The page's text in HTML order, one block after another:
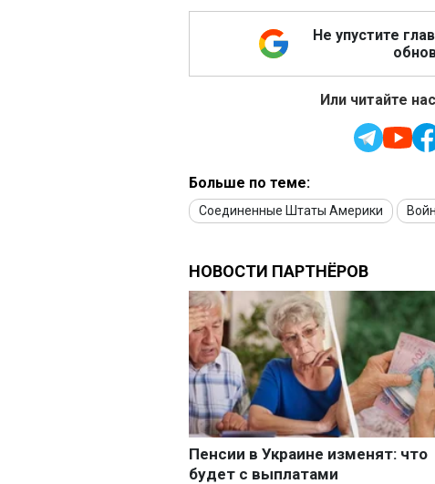
Не упустите
Или читайте
Больше по теме:
Соединенные Штаты Америки